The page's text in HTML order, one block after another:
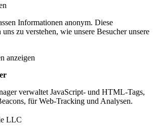
Informationen anonym. Diese
zu verstehen, wie unsere Besucher unsere
anzeigen
verwaltet JavaScript- und HTML-Tags,
für Web-Tracking und Analysen.
LLC